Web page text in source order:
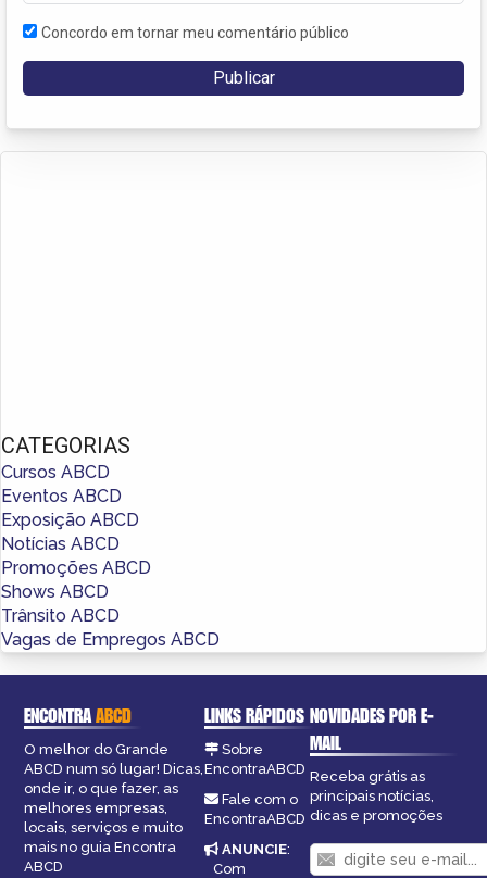
Concordo em tornar meu comentário público
CATEGORIAS
Cursos ABCD
Eventos ABCD
Exposição ABCD
Notícias ABCD
Promoções ABCD
Shows ABCD
Trânsito ABCD
Vagas de Empregos ABCD
ENCONTRAABCD
O melhor do Grande
ABCD num só lugar! Dicas,
onde ir, o que fazer, as
melhores empresas,
locais, serviços e muito
mais no guia Encontra
ABCD
LINKS RÁPIDOS
Sobre
EncontraABCD
Fale com o
EncontraABCD
ANUNCIE:
Com
NOVIDADES POR E-
MAIL
Receba grátis as
principais notícias,
dicas e promoções